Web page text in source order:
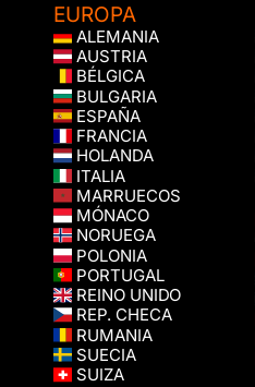
EUROPA
ALEMANIA
AUSTRIA
BÉLGICA
BULGARIA
ESPAÑA
FRANCIA
HOLANDA
ITALIA
MARRUECOS
MÓNACO
NORUEGA
POLONIA
PORTUGAL
REINO UNIDO
REP. CHECA
RUMANIA
SUECIA
SUIZA